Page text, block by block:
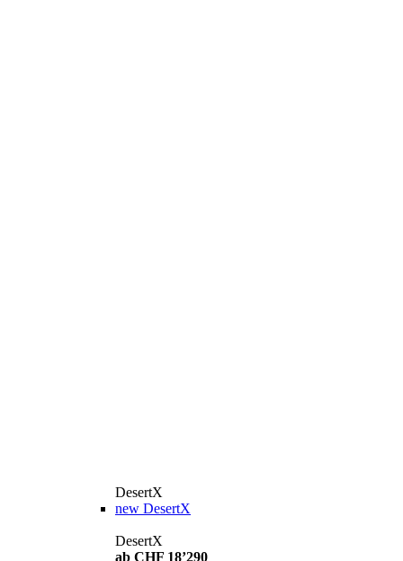
DesertX
new DesertX
DesertX
ab CHF 18’290